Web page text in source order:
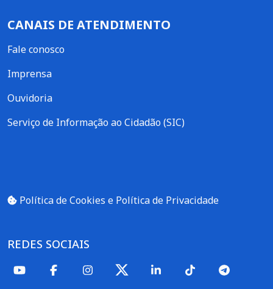
CANAIS DE ATENDIMENTO
Fale conosco
Imprensa
Ouvidoria
Serviço de Informação ao Cidadão (SIC)
Política de Cookies e Política de Privacidade
REDES SOCIAIS